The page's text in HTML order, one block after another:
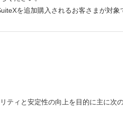
を追加購入されるお客さまが対象
ティと安定性の向上を目的に主に次